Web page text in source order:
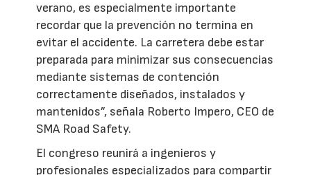
verano, es especialmente importante
recordar que la prevención no termina en
evitar el accidente. La carretera debe estar
preparada para minimizar sus consecuencias
mediante sistemas de contención
correctamente diseñados, instalados y
mantenidos”, señala Roberto Impero, CEO de
SMA Road Safety.
El congreso reunirá a ingenieros y
profesionales especializados para compartir